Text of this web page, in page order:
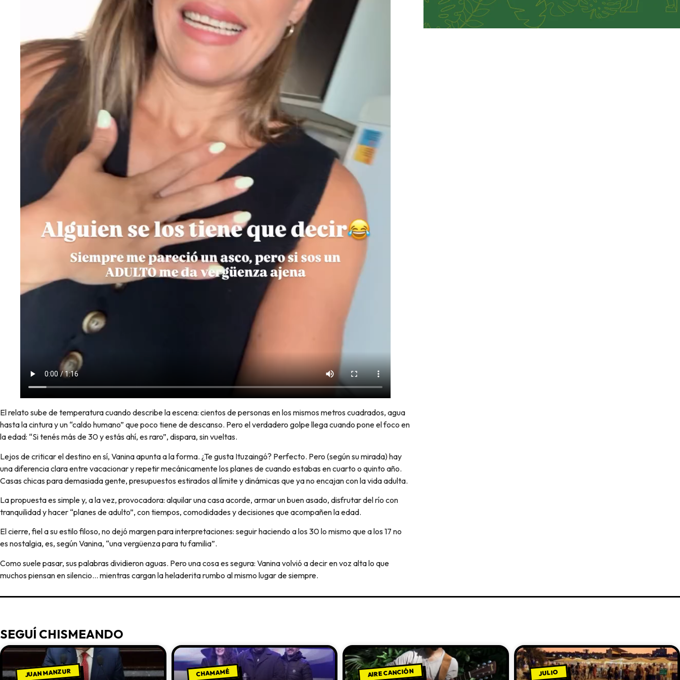
El relato sube de temperatura cuando describe la escena: cientos de personas en los mismos metros cuadrados, agua
hasta la cintura y un “caldo humano” que poco tiene de descanso. Pero el verdadero golpe llega cuando pone el foco en
la edad: “Si tenés más de 30 y estás ahí, es raro”, dispara, sin vueltas.
Lejos de criticar el destino en sí, Vanina apunta a la forma. ¿Te gusta Ituzaingó? Perfecto. Pero (según su mirada) hay
una diferencia clara entre vacacionar y repetir mecánicamente los planes de cuando estabas en cuarto o quinto año.
Casas chicas para demasiada gente, presupuestos estirados al límite y dinámicas que ya no encajan con la vida adulta.
La propuesta es simple y, a la vez, provocadora: alquilar una casa acorde, armar un buen asado, disfrutar del río con
tranquilidad y hacer “planes de adulto”, con tiempos, comodidades y decisiones que acompañen la edad.
El cierre, fiel a su estilo filoso, no dejó margen para interpretaciones: seguir haciendo a los 30 lo mismo que a los 17 no
es nostalgia, es, según Vanina, “una vergüenza para tu familia”.
Como suele pasar, sus palabras dividieron aguas. Pero una cosa es segura: Vanina volvió a decir en voz alta lo que
muchos piensan en silencio… mientras cargan la heladerita rumbo al mismo lugar de siempre.
SEGUÍ CHISMEANDO
JUAN MANZUR CHAMAMÉ AIRE CANCIÓN JULIO